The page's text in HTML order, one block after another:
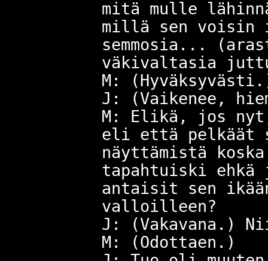
mitä mulle
millä sen voisin
semmosia...
väkivaltasia
M:
J: (Vaikenee,
M: Elikä, jos
eli että pelkäät
näyttämistä
tapahtuiski
antaisit sen
valloilleen?
J: (Vakavana.)
M: (Odottaen.)